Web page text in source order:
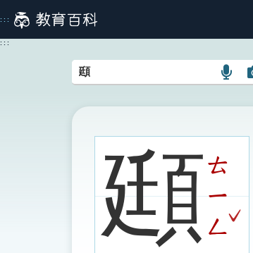
到
主
:::
:::
語
搜
圖
頲ㄊ
ㄧ
ㄥ
ˇ